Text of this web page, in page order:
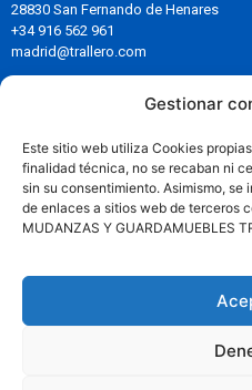
Gestionar
Este sitio web utiliza Cookies
finalidad técnica, no se recaban ni
sin su consentimiento. Asimismo,
de enlaces a sitios web de terceros
MUDANZAS Y GUARDAMUEBLES
28830 San Fernando de Henares
+34 916 562 961
madrid@trallero.com
Política de Cookies
Política Antisoborno y Anticorrupción
Política de RSE
Compromiso con el medioambiente
Política Antimonopolio
Solicita tu